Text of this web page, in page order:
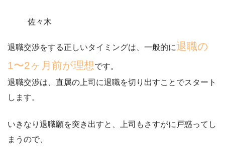
佐々木
退職交渉をする正しいタイミングは、一般的に退職の
1〜2ヶ月前が理想です。
退職交渉は、 直属の上司に退職を切り出すことでスタート
します。
いきなり退職願を突き出すと、上司もさすがに戸惑ってし
まうので、